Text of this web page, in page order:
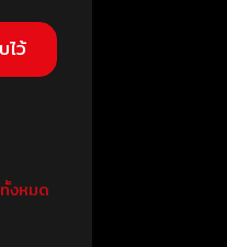
งหมด